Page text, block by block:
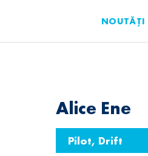
NOUTĂȚI
Alice Ene
Pilot, Drift